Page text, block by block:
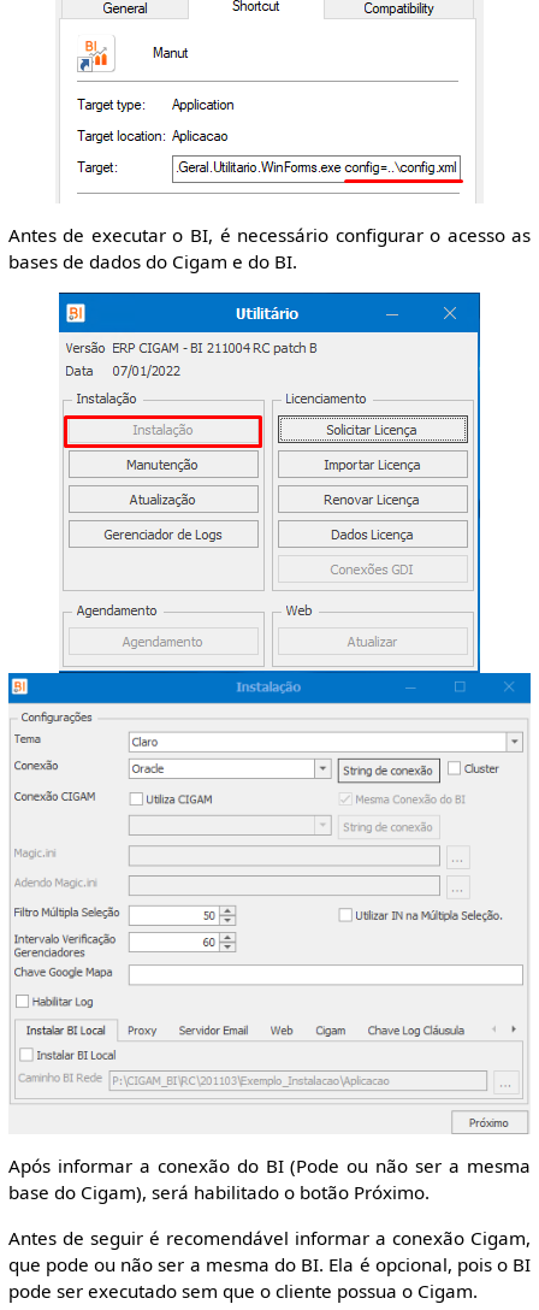
Antes de executar o BI, é necessário configurar o acesso as
bases de dados do Cigam e do BI.
Após informar a conexão do BI (Pode ou não ser a mesma
base do Cigam), será habilitado o botão Próximo.
Antes de seguir é recomendável informar a conexão Cigam,
que pode ou não ser a mesma do BI. Ela é opcional, pois o BI
pode ser executado sem que o cliente possua o Cigam.